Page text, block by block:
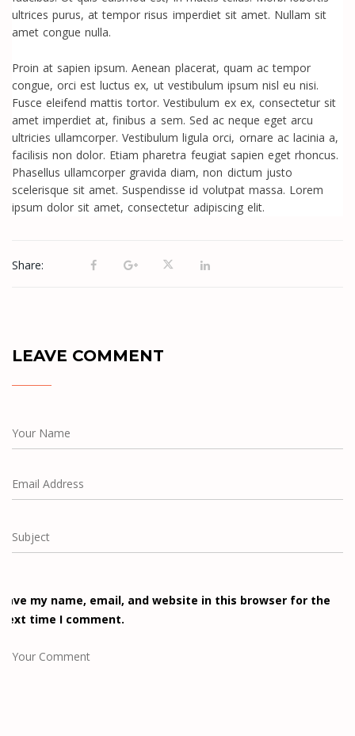
ultrices purus, at tempor risus imperdiet sit amet. Nullam sit
amet congue nulla.
Proin at sapien ipsum. Aenean placerat, quam ac tempor
congue, orci est luctus ex, ut vestibulum ipsum nisl eu nisi.
Fusce eleifend mattis tortor. Vestibulum ex ex, consectetur sit
amet imperdiet at, finibus a sem. Sed ac neque eget arcu
ultricies ullamcorper. Vestibulum ligula orci, ornare ac lacinia a,
facilisis non dolor. Etiam pharetra feugiat sapien eget rhoncus.
Phasellus ullamcorper gravida diam, non dictum justo
scelerisque sit amet. Suspendisse id volutpat massa. Lorem
ipsum dolor sit amet, consectetur adipiscing elit.
Share:
LEAVE COMMENT
Save my name, email, and website in this browser for the
next time I comment.